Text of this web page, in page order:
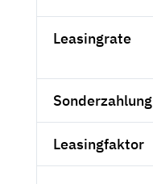
Leasingrate
Sonderzahlung
Leasingfaktor